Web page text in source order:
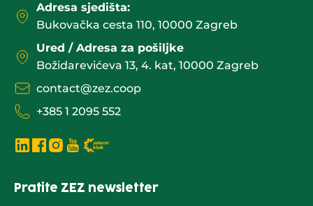
Adresa sjedišta:
Bukovačka cesta 110, 10000 Zagreb
Ured / Adresa za pošiljke
Božidarevićeva 13, 4. kat, 10000 Zagreb
contact@zez.coop
+385 1 2095 552
Pratite ZEZ newsletter